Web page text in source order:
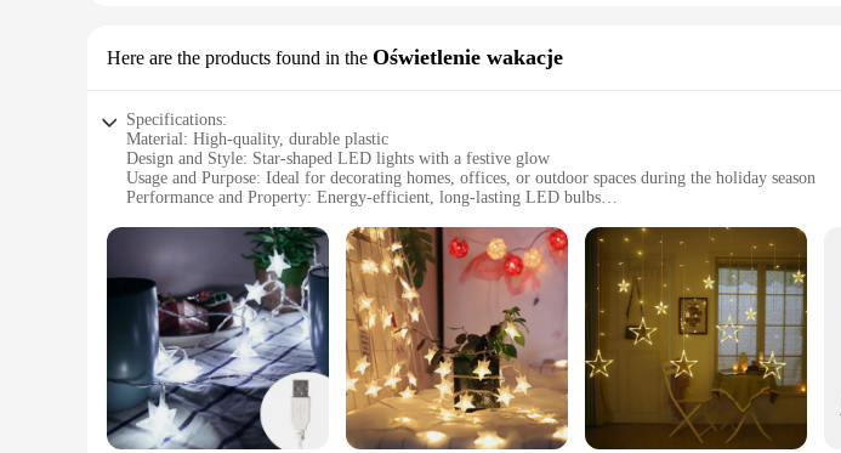
Here are the products found in the Oświetlenie wakacje
Specifications:
Material: High-quality, durable plastic
Design and Style: Star-shaped LED lights with a festive glow
Usage and Purpose: Ideal for decorating homes, offices, or outdoor spaces during the holiday season
Performance and Property: Energy-efficient, long-lasting LED bulbs
Applicable People: Suitable for both wholesale vendors and individual customers
Features:
**Illuminate Your Festive Spirit**
The światełka gwiazdki, or star-shaped LED lights, are the perfect addition to your holiday
that your festive glow lasts longer. Whether you're looking to decorate your home, office, or outdoor
to 20 pieces, you can scale your decorations to match the size and scope of your celebration.
**Durable and Eco-Friendly**